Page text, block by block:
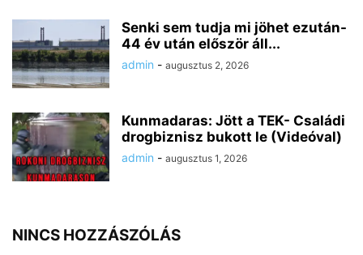
Senki sem tudja mi jöhet ezután-
44 év után először áll...
admin - augusztus 2, 2026
Kunmadaras: Jött a TEK- Családi
drogbiznisz bukott le (Videóval)
admin - augusztus 1, 2026
NINCS HOZZÁSZÓLÁS